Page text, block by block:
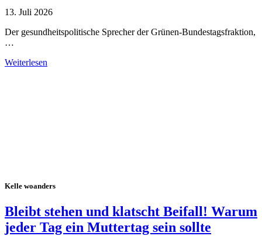
13. Juli 2026
Der gesundheitspolitische Sprecher der Grünen-Bundestagsfraktion,
…
Weiterlesen
Kelle woanders
Bleibt stehen und klatscht Beifall! Warum
jeder Tag ein Muttertag sein sollte